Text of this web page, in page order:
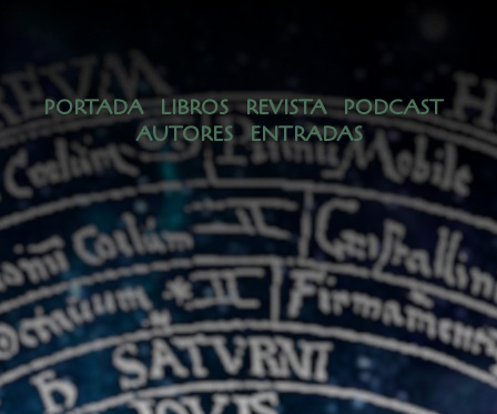
PORTADA LIBROS REVISTA
PODCAST
AUTORES
ENTRADAS